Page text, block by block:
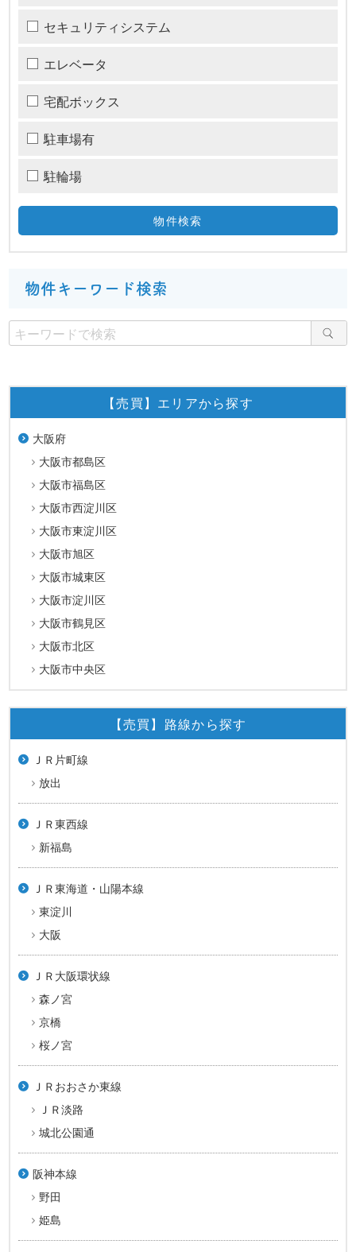
セキュリティシステム
エレベータ
宅配ボックス
駐車場有
駐輪場
物件キーワード検索
【売買】エリアから探す
大阪府
大阪市都島区
大阪市福島区
大阪市西淀川区
大阪市東淀川区
大阪市旭区
大阪市城東区
大阪市淀川区
大阪市鶴見区
大阪市北区
大阪市中央区
【売買】路線から探す
ＪＲ片町線
放出
ＪＲ東西線
新福島
ＪＲ東海道・山陽本線
東淀川
大阪
ＪＲ大阪環状線
森ノ宮
京橋
桜ノ宮
ＪＲおおさか東線
ＪＲ淡路
城北公園通
阪神本線
野田
姫島